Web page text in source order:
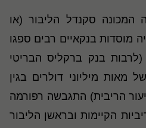
סקנדל הליבור (או
מוסדות בנקאיים רבים ספגו
(לרבות בנק ברקליס הבריטי
מיליוני דולרים בגין
הריבית) התגבשה רפורמה
הקיימות ובראשן הליבור